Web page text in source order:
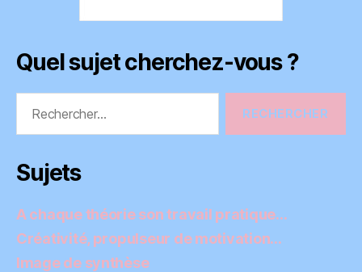
Quel sujet cherchez-vous ?
Sujets
A chaque théorie son travail pratique…
Créativité, propulseur de motivation…
Image de synthèse